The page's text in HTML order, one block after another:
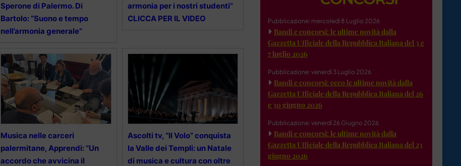
Sperone di Palermo. Di
Bartolo: “Suono e tempo
nell’armonia generale”
armonia per i nostri studenti”
CLICCA PER IL VIDEO
Musica nelle carceri
palermitane, Apprendi: “Un
accordo che avvicina il
Ascolti tv, “Il Volo” conquista
la Valle dei Templi: un Natale
di musica e cultura con oltre
Pubblicazione: mercoledì 8 Luglio 2026
Bandi e concorsi: le ultime novità dalla
Gazzetta Ufficiale della Repubblica Italiana del 3 e
7 luglio 2026
Pubblicazione: venerdì 3 Luglio 2026
Bandi e concorsi: ecco le ultime novità dalla
Gazzetta Ufficiale della Repubblica Italiana del 26
e 30 giugno 2026
Pubblicazione: venerdì 26 Giugno 2026
Bandi e concorsi: le ultime novità dalla
Gazzetta Ufficiale della Repubblica Italiana del 23
giugno 2026